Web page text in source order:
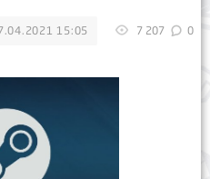
15:05 7 207 0